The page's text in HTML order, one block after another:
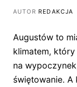
AUTOR REDAKCJA
Augustów to
klimatem,
na
świętowanie.